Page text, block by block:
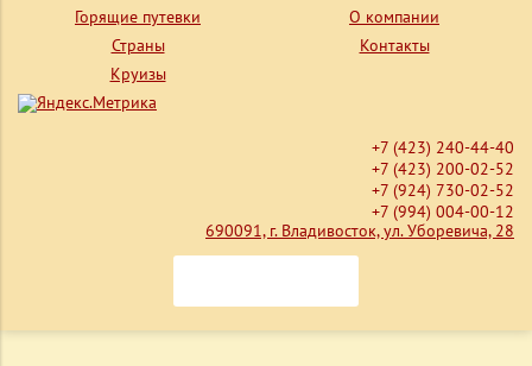
Горящие путевки
Страны
Круизы
О компании
Контакты
+7 (423) 240-44-40
+7 (423) 200-02-52
+7 (924) 730-02-52
+7 (994) 004-00-12
690091, г. Владивосток, ул. Уборевича, 28